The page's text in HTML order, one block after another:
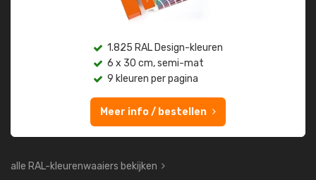
1.825 RAL Design-kleuren
6 x 30 cm, semi-mat
9 kleuren per pagina
Meer info / bestellen
alle RAL-kleurenwaaiers bekijken